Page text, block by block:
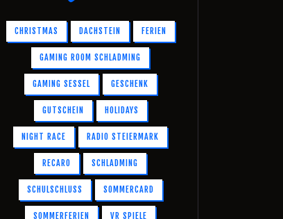
CHRISTMAS DACHSTEIN FERIEN
GAMING ROOM SCHLADMING
GAMING SESSEL GESCHENK
GUTSCHEIN HOLIDAYS
NIGHT RACE RADIO STEIERMARK
RECARO SCHLADMING
SCHULSCHLUSS SOMMERCARD
SOMMERFERIEN VR SPIELE